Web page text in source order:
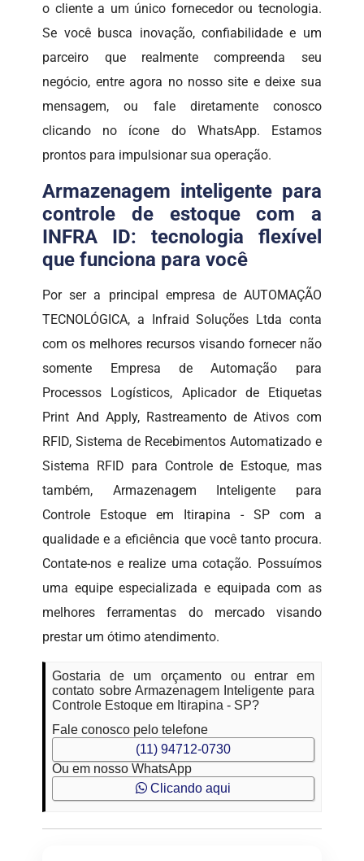
o cliente a um único fornecedor ou tecnologia.
Se você busca inovação, confiabilidade e um
parceiro que realmente compreenda seu
negócio, entre agora no nosso site e deixe sua
mensagem, ou fale diretamente conosco
clicando no ícone do WhatsApp. Estamos
prontos para impulsionar sua operação.
Armazenagem inteligente para
controle de estoque com a
INFRA ID: tecnologia flexível
que funciona para você
Por ser a principal empresa de AUTOMAÇÃO
TECNOLÓGICA, a Infraid Soluções Ltda conta
com os melhores recursos visando fornecer não
somente Empresa de Automação para
Processos Logísticos, Aplicador de Etiquetas
Print And Apply, Rastreamento de Ativos com
RFID, Sistema de Recebimentos Automatizado e
Sistema RFID para Controle de Estoque, mas
também, Armazenagem Inteligente para
Controle Estoque em Itirapina - SP com a
qualidade e a eficiência que você tanto procura.
Contate-nos e realize uma cotação. Possuímos
uma equipe especializada e equipada com as
melhores ferramentas do mercado visando
prestar um ótimo atendimento.
Gostaria de um orçamento ou entrar em
contato sobre Armazenagem Inteligente para
Controle Estoque em Itirapina - SP?
Fale conosco pelo telefone
(11) 94712-0730
Ou em nosso WhatsApp
Clicando aqui